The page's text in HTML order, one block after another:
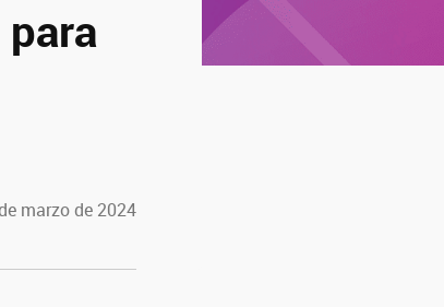
marzo de 2024